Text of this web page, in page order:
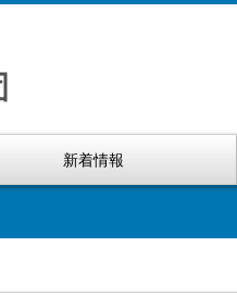
新着情報